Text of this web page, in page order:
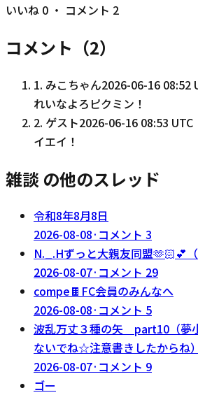
いいね 0 ・ コメント 2
コメント（2）
1. みこちゃん2026-06-16 08:52
れいなよろピクミン！
2. ゲスト2026-06-16 08:53 UTC
イエイ！
雑談 の他のスレッド
令和8年8月8日
2026-08-08· コメント 3
N._.Hずっと大親友同盟‪🫶🏻‬💕︎︎（
2026-08-07· コメント 29
compe🍫FC会員のみんなへ
2026-08-08· コメント 5
波乱万丈３種の矢 part10（夢
ないでね☆注意書きしたからね）
2026-08-07· コメント 9
ゴー